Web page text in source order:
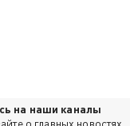
на наши каналы